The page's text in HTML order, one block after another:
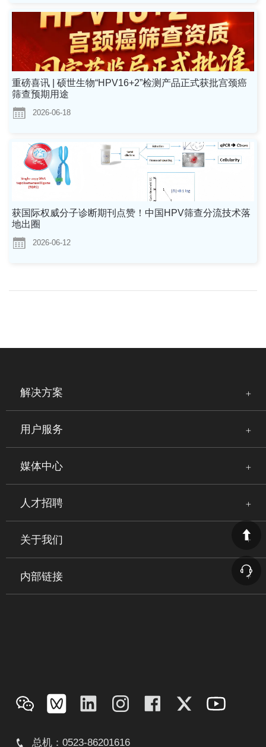
重磅喜讯 | 硕世生物“HPV16+2”检测产品正式获批宫颈癌
筛查预期用途
2026-06-18
获国际权威分子诊断期刊点赞！中国HPV筛查分流技术落
地出圈
2026-06-12
解决方案
用户服务
媒体中心
人才招聘
关于我们
内部链接
总机：0523-86201616